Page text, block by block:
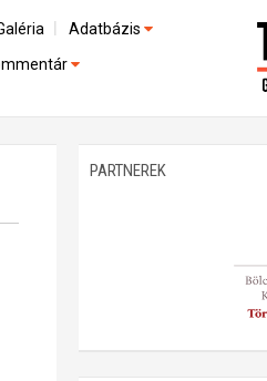
Adatbázis
Emlékművek (feltöltés alatt)
PARTNEREK